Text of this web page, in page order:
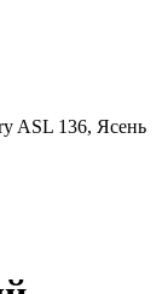
ASL 136, Ясень